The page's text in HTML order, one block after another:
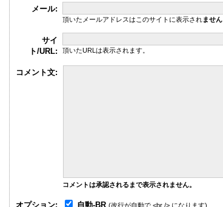
メール:
頂いたメールアドレスはこのサイトに表示されません
サイ
ト/URL:
頂いたURLは表示されます。
コメント文:
コメントは承認されるまで表示されません。
オプション: 自動-BR (改行が自動で <br /> になります)